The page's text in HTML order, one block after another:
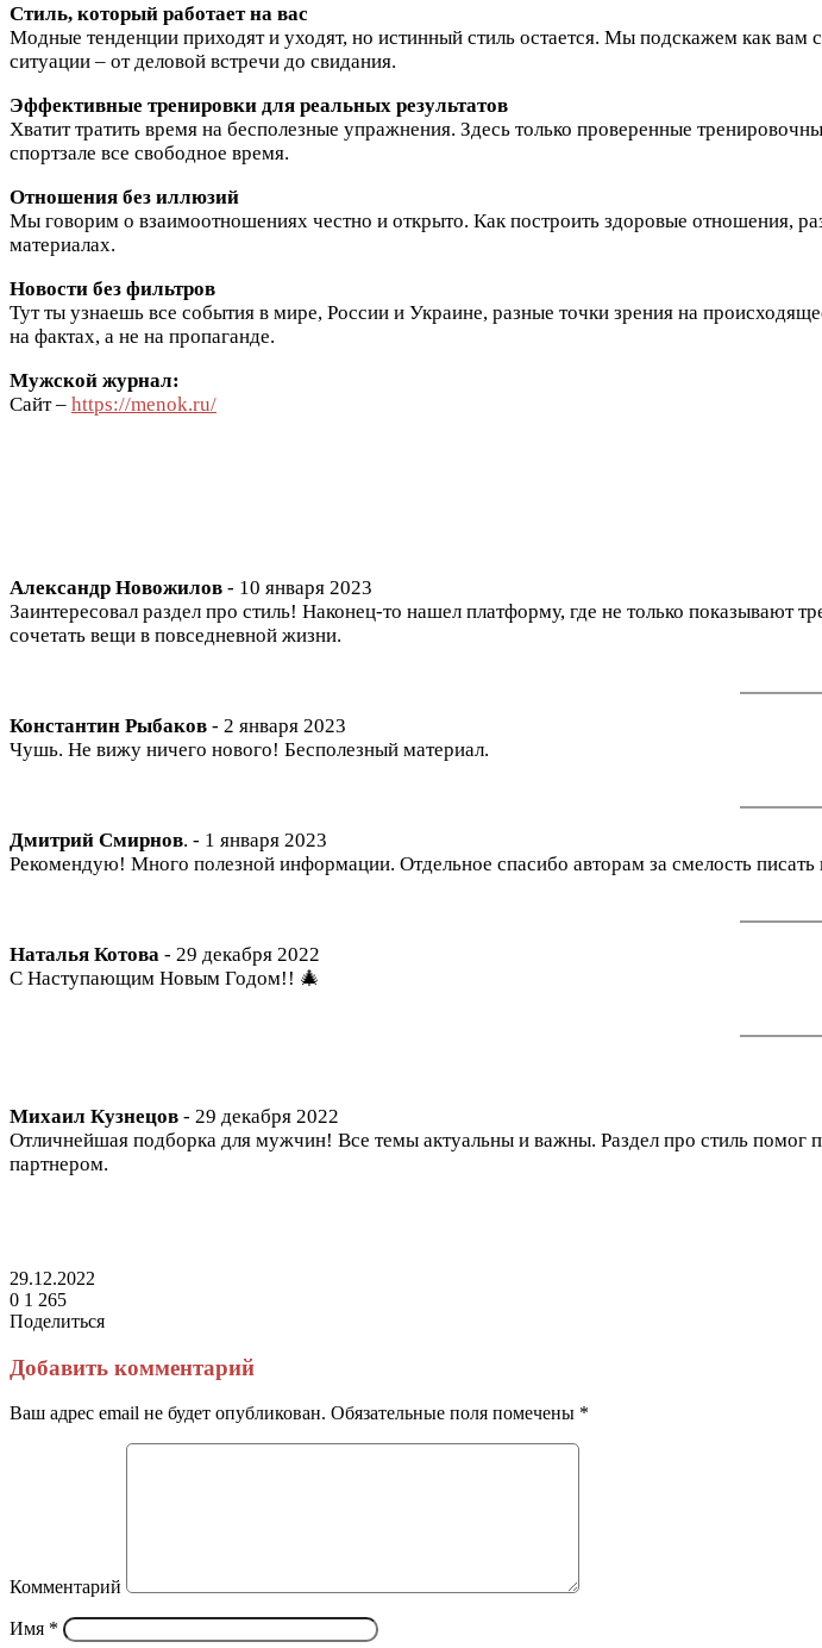
Стиль, который работает на вас
Модные тенденции приходят и уходят, но истинный стиль остается. Мы подскажем как вам
ситуации – от деловой встречи до свидания.
Эффективные тренировки для реальных результатов
Хватит тратить время на бесполезные упражнения. Здесь только проверенные
спортзале все свободное время.
Отношения без иллюзий
Мы говорим о взаимоотношениях честно и открыто. Как построить здоровые отношения,
материалах.
Новости без фильтров
Тут ты узнаешь все события в мире, России и Украине, разные точки зрения на
на фактах, а не на пропаганде.
Мужской журнал:
Сайт – https://menok.ru/
Александр Новожилов - 10 января 2023
Заинтересовал раздел про стиль! Наконец-то нашел платформу, где не только показывают
сочетать вещи в повседневной жизни.
Константин Рыбаков - 2 января 2023
Чушь. Не вижу ничего нового! Бесполезный материал.
Дмитрий Смирнов. - 1 января 2023
Рекомендую! Много полезной информации. Отдельное спасибо авторам за смелость писать
Наталья Котова - 29 декабря 2022
С Наступающим Новым Годом!! 🎄
Михаил Кузнецов - 29 декабря 2022
Отличнейшая подборка для мужчин! Все темы актуальны и важны. Раздел про стиль помог
партнером.
29.12.2022
0 1 265
Поделиться
через
электронную
почту
Добавить комментарий
Ваш адрес email не будет опубликован. Обязательные поля помечены *
Комментарий
Имя *